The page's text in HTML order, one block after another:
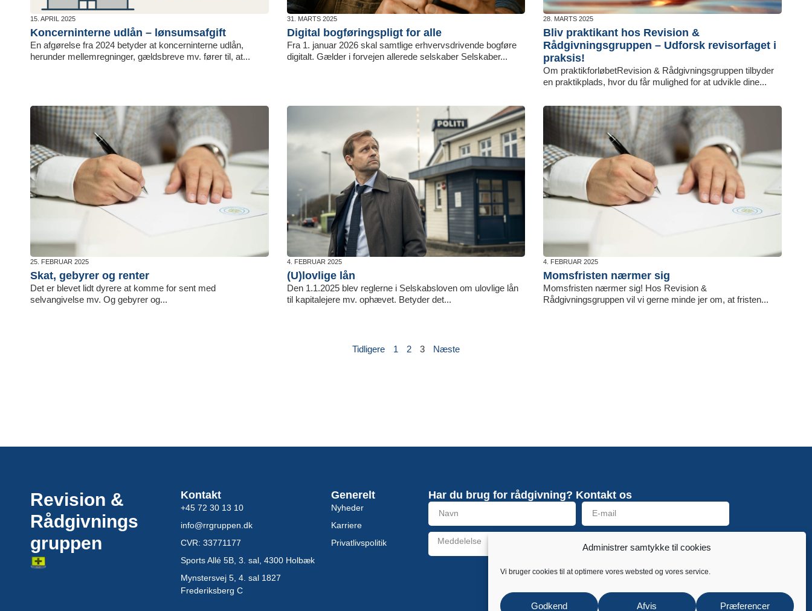
Administrer samtykke til cookies
Vi bruger cookies til at optimere vores websted og vores service.
Godkend Afvis Præferencer
15. APRIL 2025
Koncerninterne udlån – lønsumsafgift
En afgørelse fra 2024 betyder at koncerninterne udlån,
herunder mellemregninger, gældsbreve mv. fører til, at...
31. MARTS 2025
Digital bogføringspligt for alle
Fra 1. januar 2026 skal samtlige erhvervsdrivende bogføre
digitalt. Gælder i forvejen allerede selskaber Selskaber...
28. MARTS 2025
Bliv praktikant hos Revision &
Rådgivningsgruppen – Udforsk revisorfaget i
praksis!
Om praktikforløbetRevision & Rådgivningsgruppen tilbyder
en praktikplads, hvor du får mulighed for at udvikle dine...
25. FEBRUAR 2025
Skat, gebyrer og renter
Det er blevet lidt dyrere at komme for sent med
selvangivelse mv. Og gebyrer og...
4. FEBRUAR 2025
(U)lovlige lån
Den 1.1.2025 blev reglerne i Selskabsloven om ulovlige lån
til kapitalejere mv. ophævet. Betyder det...
4. FEBRUAR 2025
Momsfristen nærmer sig
Momsfristen nærmer sig! Hos Revision &
Rådgivningsgruppen vil vi gerne minde jer om, at fristen...
Tidligere 1 2 3 Næste
Revision &
Rådgivnings
gruppen
Kontakt
+45 72 30 13 10
info@rrgruppen.dk
CVR: 33771177
Sports Allé 5B, 3. sal, 4300 Holbæk
Mynstersvej 5, 4. sal 1827
Frederiksberg C
Generelt
Nyheder
Karriere
Privatlivspolitik
Har du brug for rådgivning? Kontakt os
Send